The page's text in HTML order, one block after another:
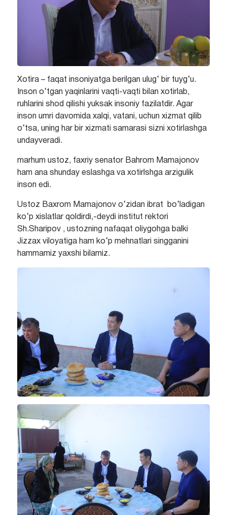
Xotira – faqat insoniyatga berilgan ulug‘ bir tuyg‘u.
Inson o‘tgan yaqinlarini vaqti-vaqti bilan xotirlab,
ruhlarini shod qilishi yuksak insoniy fazilatdir. Agar
inson umri davomida xalqi, vatani, uchun xizmat qilib
o‘tsa, uning har bir xizmati samarasi sizni xotirlashga
undayveradi.
marhum ustoz, faxriy senator Bahrom Mamajonov
ham ana shunday eslashga va xotirlshga arzigulik
inson edi.
Ustoz Baxrom Mamajonov o‘zidan ibrat bo‘ladigan
ko‘p xislatlar qoldirdi,-deydi institut rektori
Sh.Sharipov , ustozning nafaqat oliygohga balki
Jizzax viloyatiga ham ko‘p mehnatlari singganini
hammamiz yaxshi bilamiz.